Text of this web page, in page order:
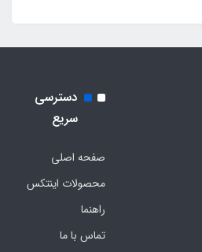
دسترسی
سریع
صفحه اصلی
محصولات اینتکس
راهنما
تماس با ما